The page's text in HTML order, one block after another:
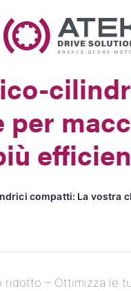
dell'azienda
compatti: La vostra
ridotto – Ottimizza le